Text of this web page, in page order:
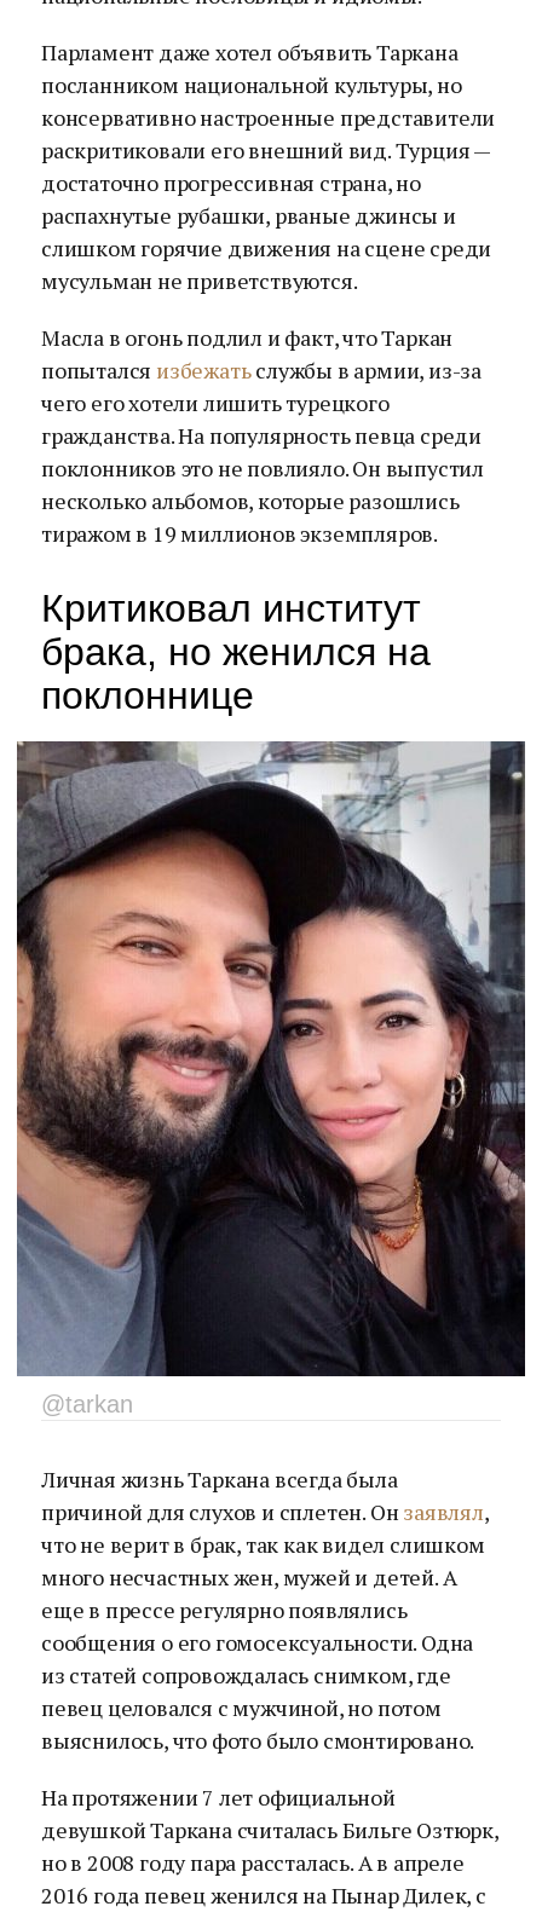
Парламент даже хотел объявить Таркана
посланником национальной культуры, но
консервативно настроенные представители
раскритиковали его внешний вид. Турция —
достаточно прогрессивная страна, но
распахнутые рубашки, рваные джинсы и
слишком горячие движения на сцене среди
мусульман не приветствуются.
Масла в огонь подлил и факт, что Таркан
попытался избежатьслужбы в армии, из-за
чего его хотели лишить турецкого
гражданства. На популярность певца среди
поклонников это не повлияло. Он выпустил
несколько альбомов, которые разошлись
тиражом в 19 миллионов экземпляров.
Критиковал институт
брака, но женился на
поклоннице
@tarkan
Личная жизнь Таркана всегда была
причиной для слухов и сплетен. Он заявлял,
что не верит в брак, так как видел слишком
много несчастных жен, мужей и детей. А
еще в прессе регулярно появлялись
сообщения о его гомосексуальности. Одна
из статей сопровождалась снимком, где
певец целовался с мужчиной, но потом
выяснилось, что фото было смонтировано.
На протяжении 7 лет официальной
девушкой Таркана считалась Бильге Озтюрк,
но в 2008 году пара рассталась. А в апреле
2016 года певец женился на Пынар Дилек, с